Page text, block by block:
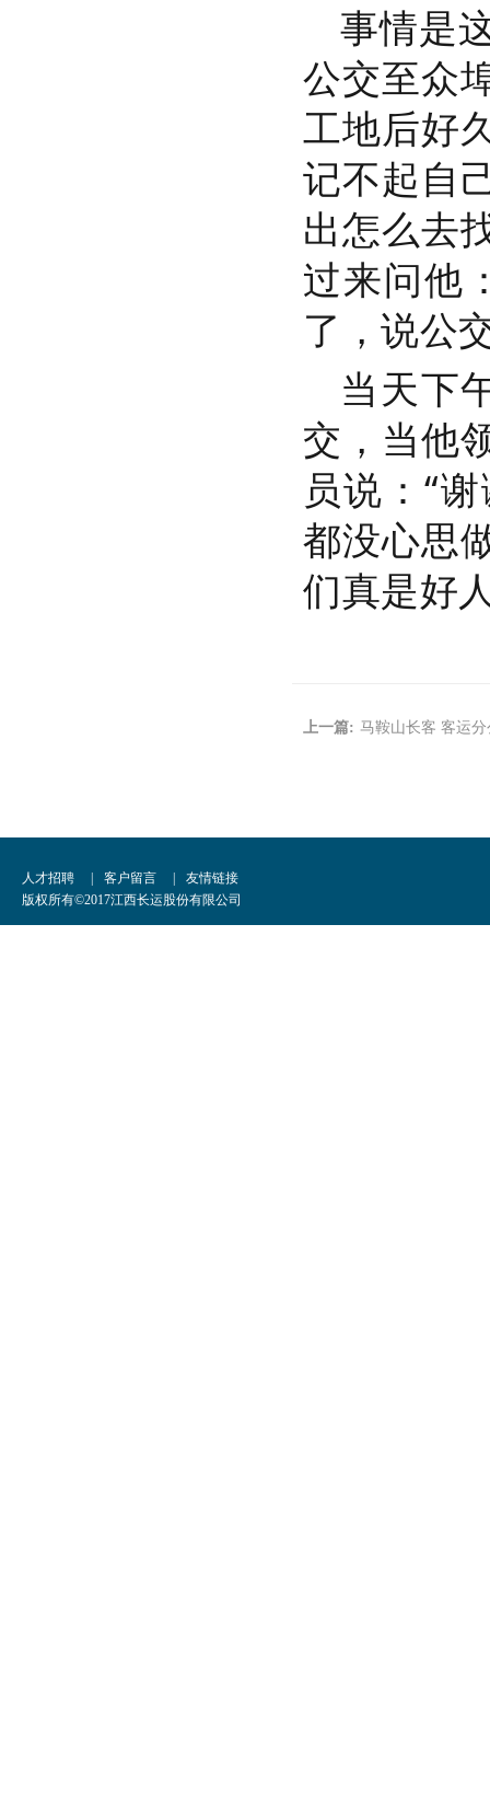
事情是
公交至众
工地后好
记不起自
出怎么去
过来问他
了，说公
当天下
交，当他
员说：“
都没心思
们真是好
上一篇: 马鞍山长客 客运
人才招聘 客户留言
友情链接
版权所有©2017江西长运股份有限公司